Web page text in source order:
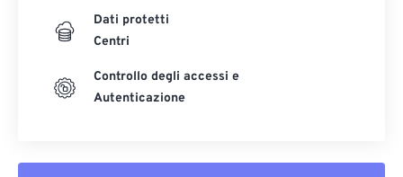
Dati protetti
Centri
Controllo degli accessi e
Autenticazione